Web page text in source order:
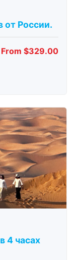
от России.
From $329.00
4 часах